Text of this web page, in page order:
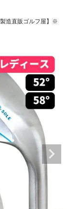
造直販ゴルフ屋】※